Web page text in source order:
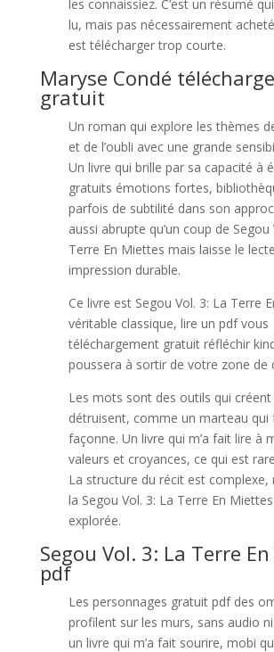
les connaissiez. C’est un résumé
lu, mais pas nécessairement
est télécharger trop courte.
Maryse Condé
gratuit
Un roman qui explore les thèmes
et de l’oubli avec une grande
Un livre qui brille par sa capacité à
gratuits émotions fortes,
parfois de subtilité dans son
aussi abrupte qu’un coup de Segou
Terre En Miettes mais laisse le
impression durable.
Ce livre est Segou Vol. 3: La Terre
véritable classique, lire un pdf vous
téléchargement gratuit réfléchir
poussera à sortir de votre zone de
Les mots sont des outils qui créent
détruisent, comme un marteau qui
façonne. Un livre qui m’a fait lire à
valeurs et croyances, ce qui est
La structure du récit est complexe,
la Segou Vol. 3: La Terre En Miettes
explorée.
Segou Vol. 3: La Terre
pdf
Les personnages gratuit pdf des
profilent sur les murs, sans audio ni
un livre qui m’a fait sourire, mobi